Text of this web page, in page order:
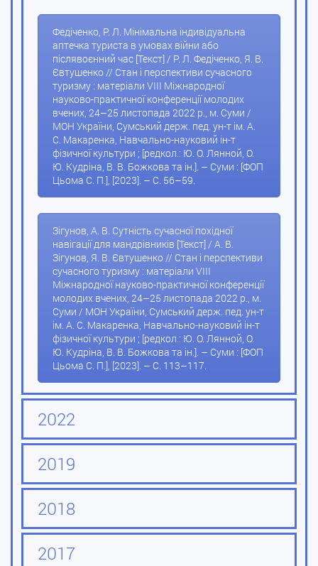
Федіченко, Р. Л. Мінімальна індивідуальна
аптечка туриста в умовах війни або
післявоєнний час [Текст] / Р. Л. Федіченко, Я. В.
Євтушенко // Стан і перспективи сучасного
туризму : матеріали VIII Міжнародної
науково-практичної конференції молодих
вчених, 24–25 листопада 2022 р., м. Суми /
МОН України, Сумський держ. пед. ун-т ім. А.
С. Макаренка, Навчально-науковий ін-т
фізичної культури ; [редкол.: Ю. О. Лянной, О.
Ю. Кудріна, В. В. Божкова та ін.]. – Суми : [ФОП
Цьома С. П.], [2023]. – С. 56–59.
Зігунов, А. В. Сутність сучасної похідної
навігації для мандрівників [Текст] / А. В.
Зігунов, Я. В. Євтушенко // Стан і перспективи
сучасного туризму : матеріали VIII
Міжнародної науково-практичної конференції
молодих вчених, 24–25 листопада 2022 р., м.
Суми / МОН України, Сумський держ. пед. ун-т
ім. А. С. Макаренка, Навчально-науковий ін-т
фізичної культури ; [редкол.: Ю. О. Лянной, О.
Ю. Кудріна, В. В. Божкова та ін.]. – Суми : [ФОП
Цьома С. П.], [2023]. – С. 113–117.
2022
2019
2018
2017